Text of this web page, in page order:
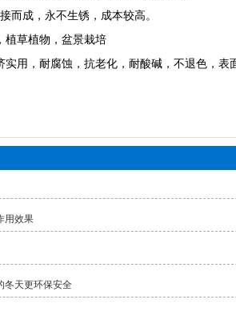
而成，永不生锈，成本较高。
植草植物，盆景栽培
实用，耐腐蚀，抗老化，耐酸碱，不退色，表
用效果
冬天更环保安全